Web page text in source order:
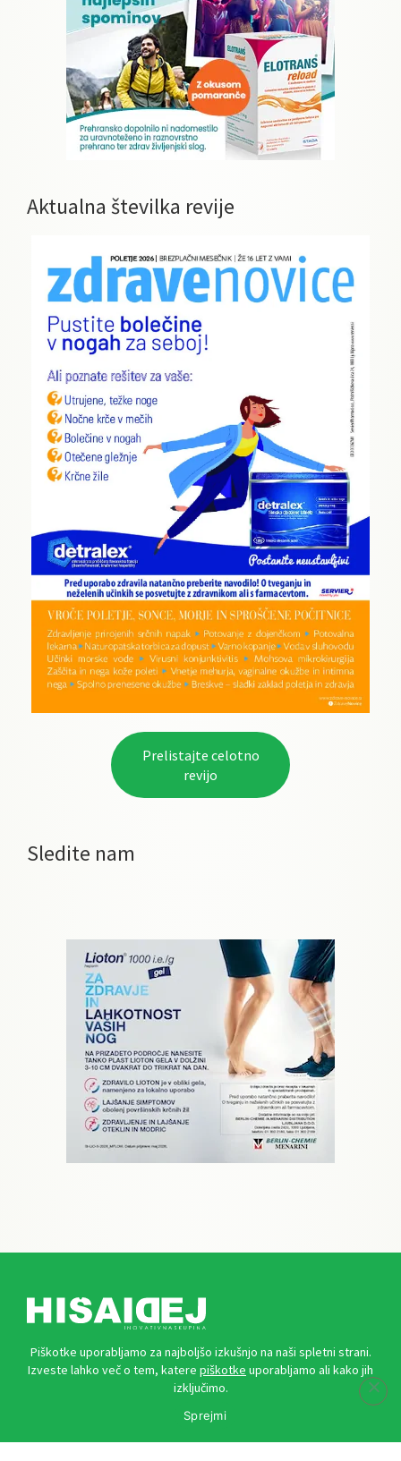
Aktualna številka revije
Prelistajte celotno
revijo
Sledite nam
HIŠA IDEJ Inovativna skupina d. o. o.
Plečnikova ulica 7, 2000 Maribor
Piškotke uporabljamo za najboljšo izkušnjo na naši spletni strani.
Izveste lahko več o tem, katere piškotke uporabljamo ali kako jih
izključimo.
Sprejmi